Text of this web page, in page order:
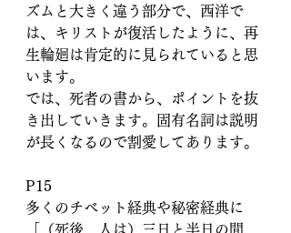
ズムと大きく違う部分で、西洋で
は、キリストが復活したように、再
生輪廻は肯定的に見られていると思
います。
では、死者の書から、ポイントを抜
き出していきます。固有名詞は説明
が長くなるので割愛してあります。
P15
多くのチベット経典や秘密経典に
「（死後、人は）三日と半日の間、